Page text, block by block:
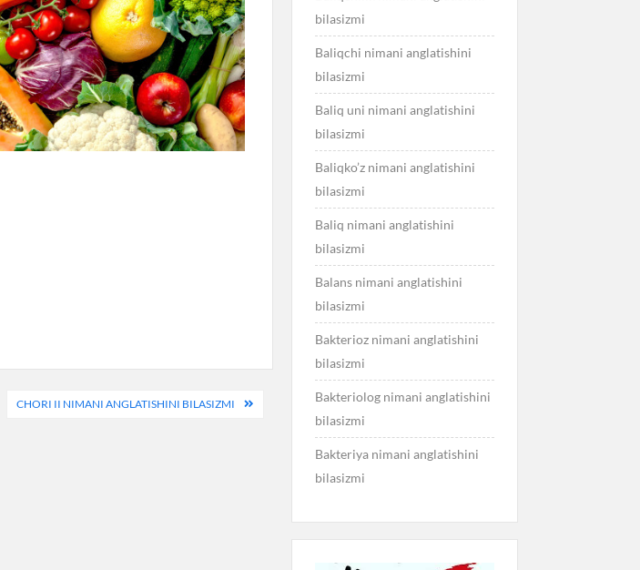
CHORI II NIMANI ANGLATISHINI BILASIZMI
bilasizmi
Baliqchi nimani anglatishini
bilasizmi
Baliq uni nimani anglatishini
bilasizmi
Baliqko’z nimani anglatishini
bilasizmi
Baliq nimani anglatishini
bilasizmi
Balans nimani anglatishini
bilasizmi
Bakterioz nimani anglatishini
bilasizmi
Bakteriolog nimani anglatishini
bilasizmi
Bakteriya nimani anglatishini
bilasizmi